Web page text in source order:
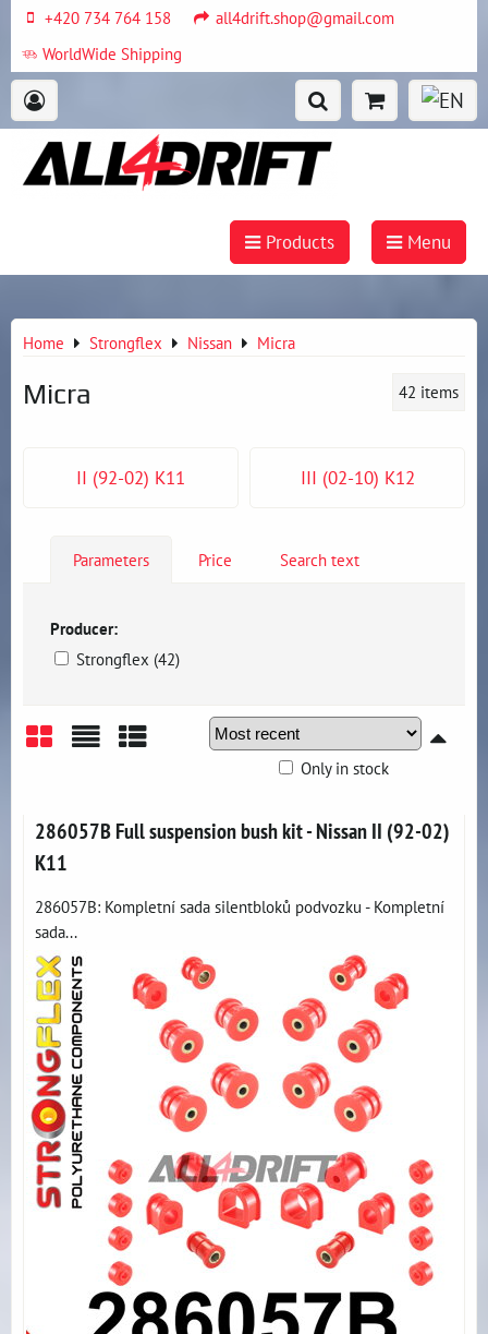
+420 734 764 158
all4drift.shop@gmail.com
WorldWide Shipping
Products Menu
Home Strongflex Nissan Micra
Micra 42 items
II (92-02) K11 III (02-10) K12
Parameters Price Search text
Producer:
Strongflex (42)
Only in stock
286057B Full suspension bush kit - Nissan II (92-02)
K11
286057B: Kompletní sada silentbloků podvozku - Kompletní
sada...